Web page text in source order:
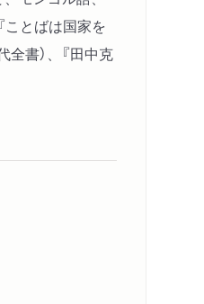
とばは国家を
全書）、『田中克